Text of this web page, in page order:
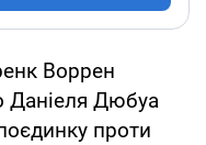
Воррен
Даніеля Дюбуа
проти